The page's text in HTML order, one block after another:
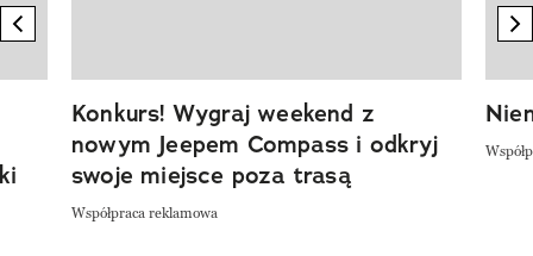
previous element
Konkurs! Wygraj weekend z
nowym Jeepem Compass i odkryj
swoje miejsce poza trasą
Współpraca reklamowa